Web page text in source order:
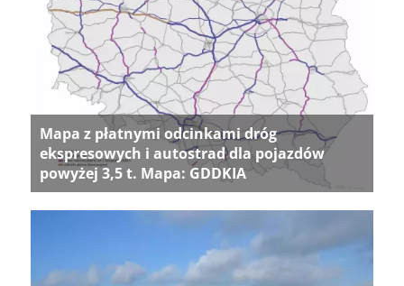
Mapa z płatnymi odcinkami dróg
ekspresowych i autostrad dla pojazdów
powyżej 3,5 t. Mapa: GDDKIA